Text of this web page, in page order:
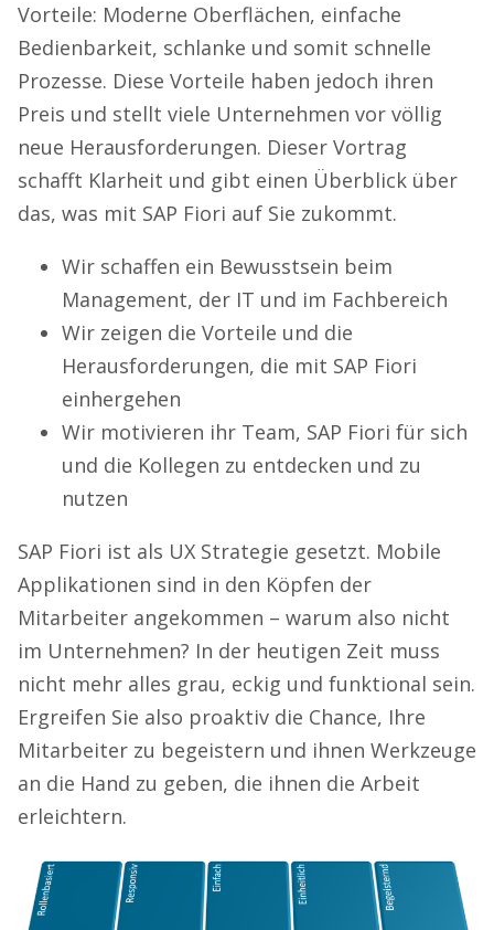
Vorteile: Moderne Oberflächen, einfache
Bedienbarkeit, schlanke und somit schnelle
Prozesse. Diese Vorteile haben jedoch ihren
Preis und stellt viele Unternehmen vor völlig
neue Herausforderungen. Dieser Vortrag
schafft Klarheit und gibt einen Überblick über
das, was mit SAP Fiori auf Sie zukommt.
Wir schaffen ein Bewusstsein beim
Management, der IT und im Fachbereich
Wir zeigen die Vorteile und die
Herausforderungen, die mit SAP Fiori
einhergehen
Wir motivieren ihr Team, SAP Fiori für sich
und die Kollegen zu entdecken und zu
nutzen
SAP Fiori ist als UX Strategie gesetzt. Mobile
Applikationen sind in den Köpfen der
Mitarbeiter angekommen – warum also nicht
im Unternehmen? In der heutigen Zeit muss
nicht mehr alles grau, eckig und funktional sein.
Ergreifen Sie also proaktiv die Chance, Ihre
Mitarbeiter zu begeistern und ihnen Werkzeuge
an die Hand zu geben, die ihnen die Arbeit
erleichtern.